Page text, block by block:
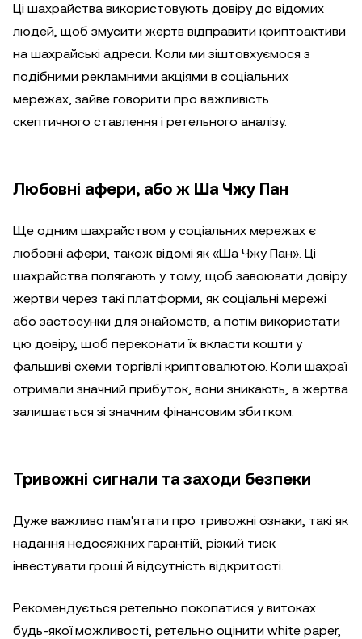
Ці шахрайства використовують довіру до відомих
людей, щоб змусити жертв відправити криптоактиви
на шахрайські адреси. Коли ми зіштовхуємося з
подібними рекламними акціями в соціальних
мережах, зайве говорити про важливість
скептичного ставлення і ретельного аналізу.
Любовні афери, або ж Ша Чжу Пан
Ще одним шахрайством у соціальних мережах є
любовні афери, також відомі як «Ша Чжу Пан». Ці
шахрайства полягають у тому, щоб завоювати довіру
жертви через такі платформи, як соціальні мережі
або застосунки для знайомств, а потім використати
цю довіру, щоб переконати їх вкласти кошти у
фальшиві схеми торгівлі криптовалютою. Коли шахраї
отримали значний прибуток, вони зникають, а жертва
залишається зі значним фінансовим збитком.
Тривожні сигнали та заходи безпеки
Дуже важливо пам'ятати про тривожні ознаки, такі як
надання недосяжних гарантій, різкий тиск
інвестувати гроші й відсутність відкритості.
Рекомендується ретельно покопатися у витоках
будь-якої можливості, ретельно оцінити white paper,